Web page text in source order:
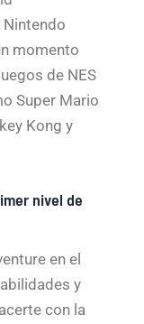
Nintendo
momento
de NES
Super Mario
Kong y
nivel de
en el
y
con la